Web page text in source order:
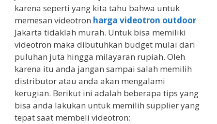
karena seperti yang kita tahu bahwa untuk
memesan videotron harga videotron outdoor
Jakarta tidaklah murah. Untuk bisa memiliki
videotron maka dibutuhkan budget mulai dari
puluhan juta hingga milayaran rupiah. Oleh
karena itu anda jangan sampai salah memilih
distributor atau anda akan mengalami
kerugian. Berikut ini adalah beberapa tips yang
bisa anda lakukan untuk memilih supplier yang
tepat saat membeli videotron: